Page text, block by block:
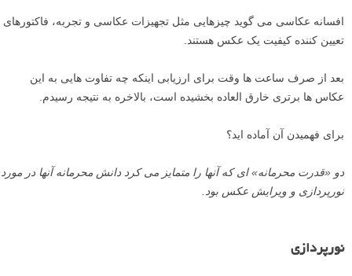
افسانه عکاسی می گوید چیزهایی مثل تجهیزات عکاسی و تجربه، فاکتورهای
تعیین کننده کیفیت یک عکس هستند.
بعد از صرف ساعت ها وقت برای ارزیابی اینکه چه تفاوت هایی به این
عکاس ها برتری خارق العاده بخشیده است، بالاخره به نتیجه رسیدم.
برای فهمیدن آن آماده اید؟
دو «قدرت محرمانه» ای که آنها را متمایز می کرد دانش محرمانه آنها در مورد
نورپردازی و ویرایش عکس بود.
نورپردازی